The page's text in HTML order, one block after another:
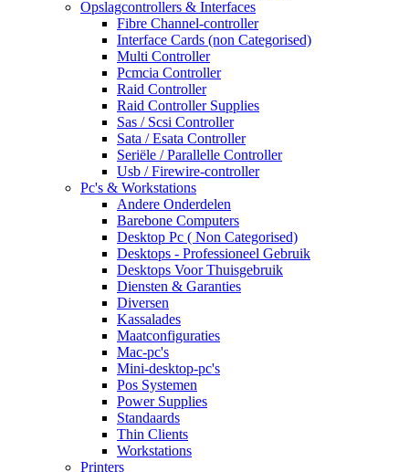
Opslagcontrollers & Interfaces
Fibre Channel-controller
Interface Cards (non Categorised)
Multi Controller
Pcmcia Controller
Raid Controller
Raid Controller Supplies
Sas / Scsi Controller
Sata / Esata Controller
Seriële / Parallelle Controller
Usb / Firewire-controller
Pc's & Workstations
Andere Onderdelen
Barebone Computers
Desktop Pc ( Non Categorised)
Desktops - Professioneel Gebruik
Desktops Voor Thuisgebruik
Diensten & Garanties
Diversen
Kassalades
Maatconfiguraties
Mac-pc's
Mini-desktop-pc's
Pos Systemen
Power Supplies
Standaards
Thin Clients
Workstations
Printers